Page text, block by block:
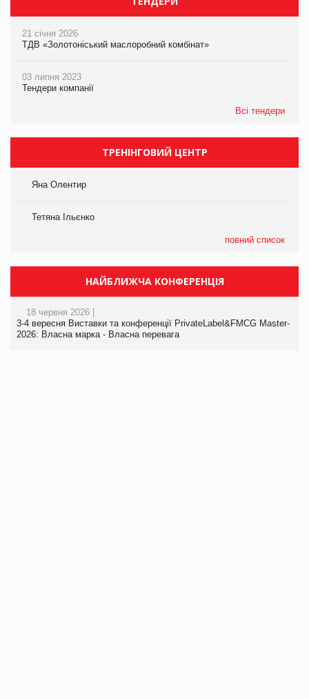
21 січня 2026
ТДВ «Золотоніський маслоробний комбінат»
03 липня 2023
Тендери компанії
Всі тендери
ТРЕНІНГОВИЙ ЦЕНТР
Яна Олентир
Тетяна Ільєнко
повний список
НАЙБЛИЖЧА КОНФЕРЕНЦІЯ
18 червня 2026 |
3-4 вересня Виставки та конференції PrivateLabel&FMCG Master-
2026: Власна марка - Власна перевага